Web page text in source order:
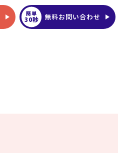
簡単
30秒 無料お問い合わせ